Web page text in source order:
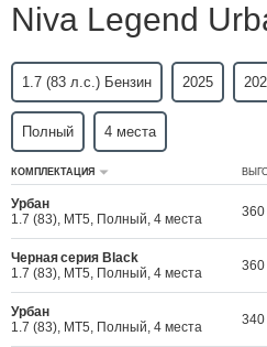
Niva Legend
1.7 (83 л.с.) Бензин 2025
Полный 4 места
КОМПЛЕКТАЦИЯ
Урбан
1.7 (83), MT5, Полный, 4 места
360
Черная серия Black
1.7 (83), MT5, Полный, 4 места
360
Урбан
1.7 (83), MT5, Полный, 4 места
340